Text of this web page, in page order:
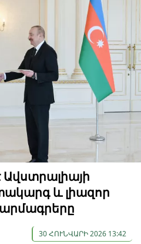
Ավստրալիայի
և լիազոր
30 ՀՈՒՆՎԱՐԻ 2026 13:42